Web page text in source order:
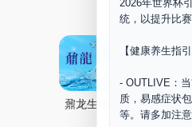
2026年世界杯
统，以提升比
【健康养生指
- OUTLIVE：
质，易感症状
等。请多加注意
鼐龙生物 PLM